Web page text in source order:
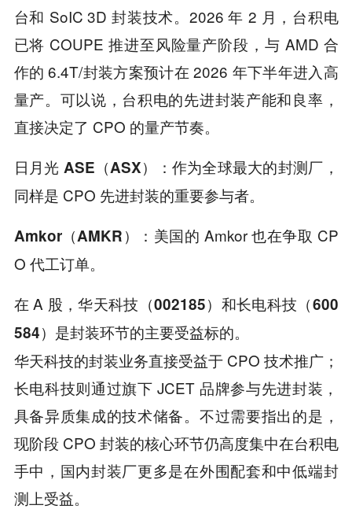
台和 SoIC 3D 封装技术。2026 年 2 月，台积电
已将 COUPE 推进至风险量产阶段，与 AMD 合
作的 6.4T/封装方案预计在 2026 年下半年进入高
量产。可以说，台积电的先进封装产能和良率，
直接决定了 CPO 的量产节奏。
日月光 ASE（ASX）： 作为全球最大的封测厂，
同样是 CPO 先进封装的重要参与者。
Amkor（AMKR）： 美国的 Amkor 也在争取 CP
O 代工订单。
在 A 股，华天科技（002185）和长电科技（600
584） 是封装环节的主要受益标的。
华天科技的封装业务直接受益于 CPO 技术推广；
长电科技则通过旗下 JCET 品牌参与先进封装，
具备异质集成的技术储备。不过需要指出的是，
现阶段 CPO 封装的核心环节仍高度集中在台积电
手中，国内封装厂更多是在外围配套和中低端封
测上受益。